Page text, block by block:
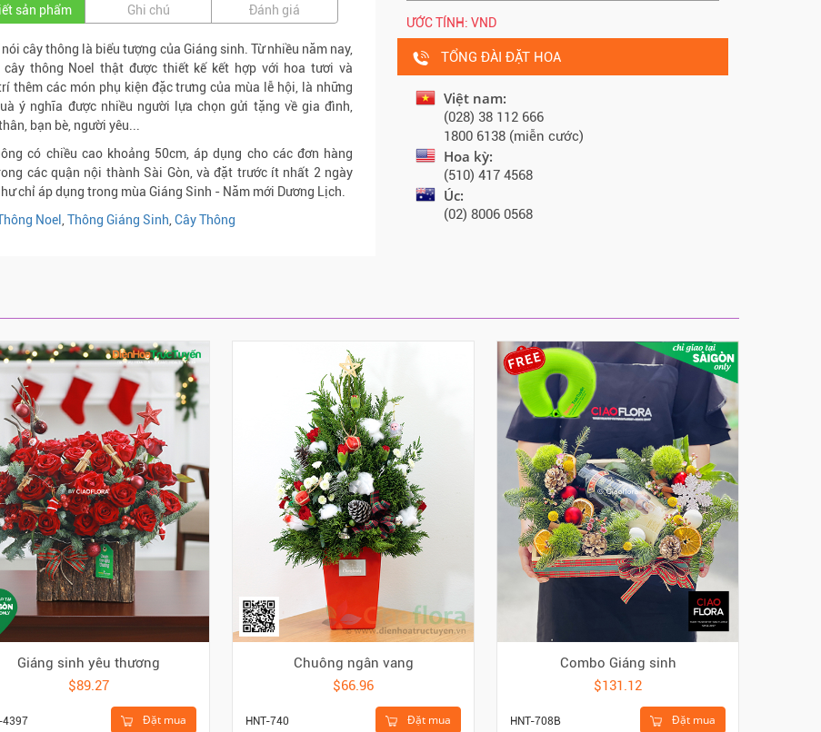
sản phẩm Ghi chú Đánh giá
nói cây thông là biểu tượng của Giáng sinh. Từ nhiều năm nay,
cây thông Noel thật được thiết kế kết hợp với hoa tươi và
thêm các món phụ kiện đặc trưng của mùa lễ hội, là những
ý nghĩa được nhiều người lựa chọn gửi tặng về gia đình,
bạn bè, người yêu...
có chiều cao khoảng 50cm, áp dụng cho các đơn hàng
các quận nội thành Sài Gòn, và đặt trước ít nhất 2 ngày
chỉ áp dụng trong mùa Giáng Sinh - Năm mới Dương Lịch.
Noel Thông Giáng Sinh Cây Thông
ƯỚC TÍNH: VND
TỔNG ĐÀI ĐẶT HOA
Việt nam:
(028) 38 112 666
1800 6138 (miễn cước)
Hoa kỳ:
(510) 417 4568
Úc:
(02) 8006 0568
Giáng sinh yêu thương
$89.27
Đặt mua
4397
Chuông ngân vang
$66.96
Đặt mua
HNT-740
Combo Giáng sinh
$131.12
Đặt mua
HNT-708B